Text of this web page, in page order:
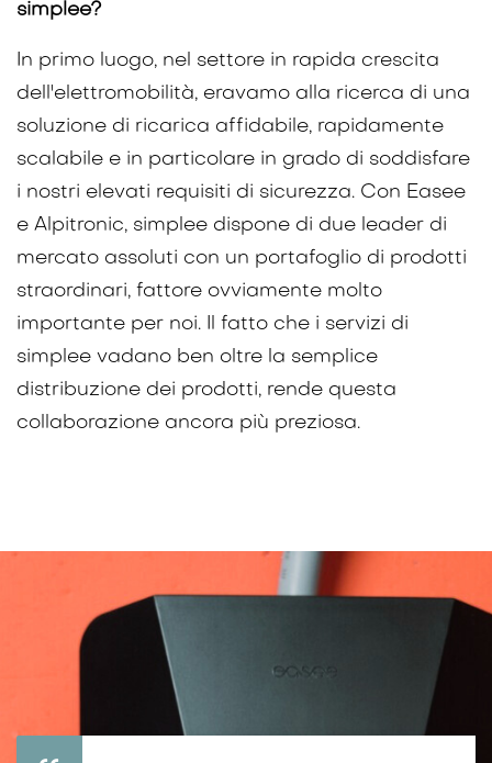
simplee?
In primo luogo, nel settore in rapida crescita
dell'elettromobilità, eravamo alla ricerca di una
soluzione di ricarica affidabile, rapidamente
scalabile e in particolare in grado di soddisfare
i nostri elevati requisiti di sicurezza. Con Easee
e Alpitronic, simplee dispone di due leader di
mercato assoluti con un portafoglio di prodotti
straordinari, fattore ovviamente molto
importante per noi. Il fatto che i servizi di
simplee vadano ben oltre la semplice
distribuzione dei prodotti, rende questa
collaborazione ancora più preziosa.